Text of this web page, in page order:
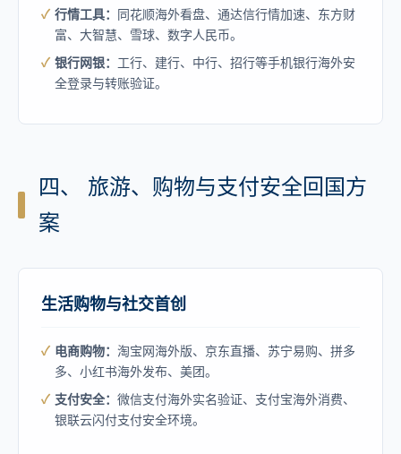
行情工具：
同花顺海外看盘、通达信行情加速、东方财
富、大智慧、雪球、数字人民币。
银行网银： 工行、建行、中行、招行等手机银行海外安
全登录与转账验证。
四、 旅游、购物与支付安全回国方
案
生活购物与社交首创
电商购物： 淘宝网海外版、京东直播、苏宁易购、拼多
多、小红书海外发布、美团。
支付安全： 微信支付海外实名验证、支付宝海外消费、
银联云闪付支付安全环境。